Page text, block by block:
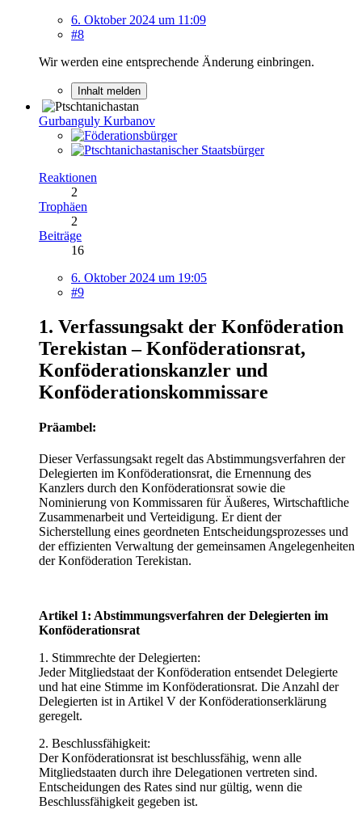
6. Oktober 2024 um 11:09
#8
Wir werden eine entsprechende Änderung einbringen.
Inhalt melden
Gurbanguly Kurbanov
Reaktionen
2
Trophäen
2
Beiträge
16
6. Oktober 2024 um 19:05
#9
1. Verfassungsakt der Konföderation
Terekistan –Konföderationsrat,
Konföderationskanzler und
Konföderationskommissare
Präambel:
Dieser Verfassungsakt regelt das Abstimmungsverfahren der
Delegierten im Konföderationsrat, die Ernennung des
Kanzlers durch den Konföderationsrat sowie die
Nominierung von Kommissaren für Äußeres, Wirtschaftliche
Zusammenarbeit und Verteidigung. Er dient der
Sicherstellung eines geordneten Entscheidungsprozesses und
der effizienten Verwaltung der gemeinsamen Angelegenheiten
der Konföderation Terekistan.
Artikel 1: Abstimmungsverfahren der Delegierten im
Konföderationsrat
1. Stimmrechte der Delegierten:
Jeder Mitgliedstaat der Konföderation entsendet Delegierte
und hat eine Stimme im Konföderationsrat. Die Anzahl der
Delegierten ist in Artikel V der Konföderationserklärung
geregelt.
2. Beschlussfähigkeit:
Der Konföderationsrat ist beschlussfähig, wenn alle
Mitgliedstaaten durch ihre Delegationen vertreten sind.
Entscheidungen des Rates sind nur gültig, wenn die
Beschlussfähigkeit gegeben ist.